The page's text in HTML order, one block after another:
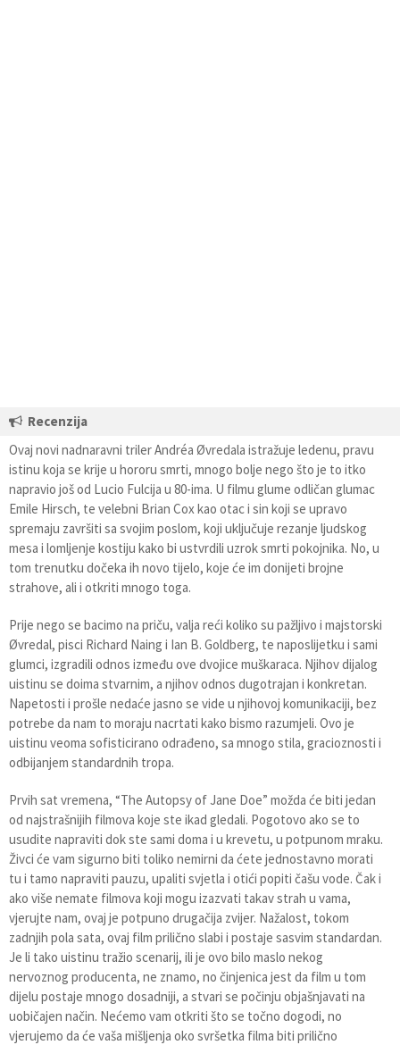
Recenzija
Ovaj novi nadnaravni triler Andréa Øvredala istražuje ledenu, pravu
istinu koja se krije u hororu smrti, mnogo bolje nego što je to itko
napravio još od Lucio Fulcija u 80-ima. U filmu glume odličan glumac
Emile Hirsch, te velebni Brian Cox kao otac i sin koji se upravo
spremaju završiti sa svojim poslom, koji uključuje rezanje ljudskog
mesa i lomljenje kostiju kako bi ustvrdili uzrok smrti pokojnika. No, u
tom trenutku dočeka ih novo tijelo, koje će im donijeti brojne
strahove, ali i otkriti mnogo toga.
Prije nego se bacimo na priču, valja reći koliko su pažljivo i majstorski
Øvredal, pisci Richard Naing i Ian B. Goldberg, te naposlijetku i sami
glumci, izgradili odnos između ove dvojice muškaraca. Njihov dijalog
uistinu se doima stvarnim, a njihov odnos dugotrajan i konkretan.
Napetosti i prošle nedaće jasno se vide u njihovoj komunikaciji, bez
potrebe da nam to moraju nacrtati kako bismo razumjeli. Ovo je
uistinu veoma sofisticirano odrađeno, sa mnogo stila, gracioznosti i
odbijanjem standardnih tropa.
Prvih sat vremena, “The Autopsy of Jane Doe” možda će biti jedan
od najstrašnijih filmova koje ste ikad gledali. Pogotovo ako se to
usudite napraviti dok ste sami doma i u krevetu, u potpunom mraku.
Živci će vam sigurno biti toliko nemirni da ćete jednostavno morati
tu i tamo napraviti pauzu, upaliti svjetla i otići popiti čašu vode. Čak i
ako više nemate filmova koji mogu izazvati takav strah u vama,
vjerujte nam, ovaj je potpuno drugačija zvijer. Nažalost, tokom
zadnjih pola sata, ovaj film prilično slabi i postaje sasvim standardan.
Je li tako uistinu tražio scenarij, ili je ovo bilo maslo nekog
nervoznog producenta, ne znamo, no činjenica jest da film u tom
dijelu postaje mnogo dosadniji, a stvari se počinju objašnjavati na
uobičajen način. Nećemo vam otkriti što se točno dogodi, no
vjerujemo da će vaša mišljenja oko svršetka filma biti prilično